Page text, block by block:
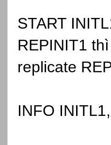
START
REPINIT1
replicate
INFO